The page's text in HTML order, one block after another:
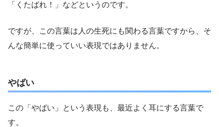
「くたばれ！」などというのです。
ですが、この言葉は人の生死にも関わる言葉ですから、そ
んな簡単に使っていい表現ではありません。
やばい
この「やばい」という表現も、最近よく耳にする言葉で
す。